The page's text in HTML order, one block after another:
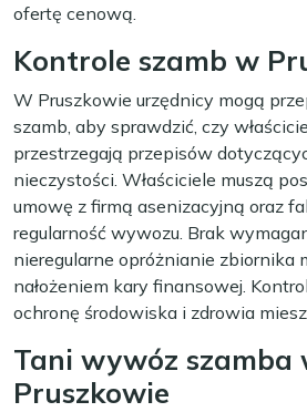
ofertę cenową.
Kontrole szamb w
W Pruszkowie urzędnicy mogą
szamb, aby sprawdzić, czy
przestrzegają przepisów
nieczystości. Właściciele muszą
umowę z firmą asenizacyjną oraz
regularność wywozu. Brak
nieregularne opróżnianie zbiornika
nałożeniem kary finansowej.
ochronę środowiska i zdrowia
Tani wywóz szamba
Pruszkowie